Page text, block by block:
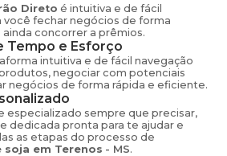
Direto é intuitiva e de fácil
você fechar negócios de forma
ainda concorrer a prêmios.
Tempo e Esforço
intuitiva e de fácil navegação
negociar com potenciais
negócios de forma rápida e eficiente.
especializado sempre que precisar,
dedicada pronta para te ajudar e
as etapas do processo de
soja em Terenos - MS.